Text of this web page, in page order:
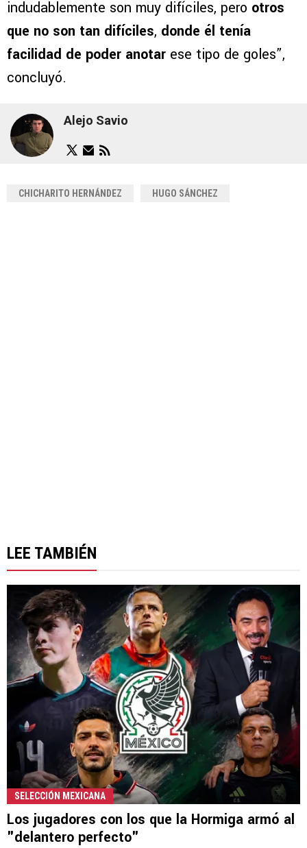
indudablemente son muy difíciles, pero otros
que no son tan difíciles, donde él tenía
facilidad de poder anotar ese tipo de goles”,
concluyó.
Alejo Savio
CHICHARITO HERNÁNDEZ HUGO SÁNCHEZ
LEE TAMBIÉN
SELECCIÓN MEXICANA
Los jugadores con los que la Hormiga armó al
"delantero perfecto"